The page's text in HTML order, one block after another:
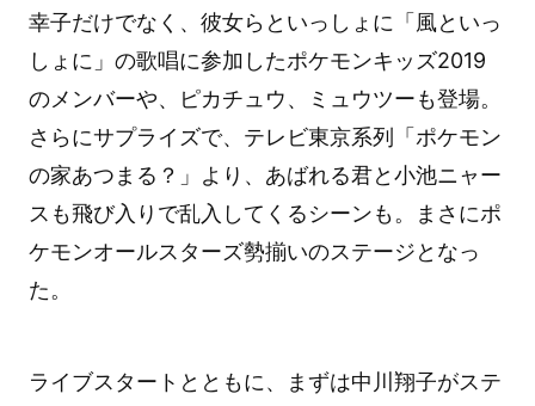
幸子だけでなく、彼女らといっしょに「風といっ
しょに」の歌唱に参加したポケモンキッズ2019
のメンバーや、ピカチュウ、ミュウツーも登場。
さらにサプライズで、テレビ東京系列「ポケモン
の家あつまる？」より、あばれる君と小池ニャー
スも飛び入りで乱入してくるシーンも。まさにポ
ケモンオールスターズ勢揃いのステージとなっ
た。
ライブスタートとともに、まずは中川翔子がステ